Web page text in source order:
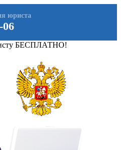
06
юриста
БЕСПЛАТНО!